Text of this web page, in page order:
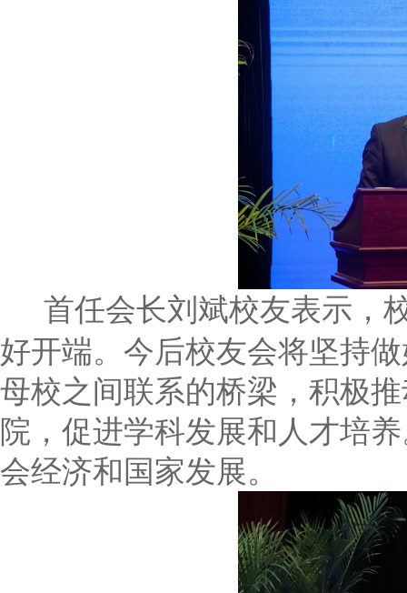
首任会长刘斌校友表示，
好开端。今后校友会将坚持
母校之间联系的桥梁，积极
院，促进学科发展和人才培
会经济和国家发展。